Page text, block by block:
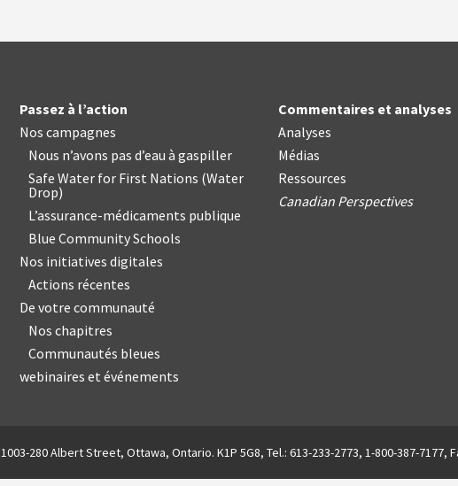
Passez à l’action
Nos campagnes
Nous n’avons pas d’eau à gaspiller
Safe Water for First Nations (Water
Drop)
L’assurance-médicaments publique
Blue Community Schools
Nos initiatives digitales
Actions récentes
De votre communauté
Nos chapitres
Communautés bleues
webinaires et événements
Commentaires et analyses
Analyses
Médias
Ressources
Canadian Perspectives
1003-280 Albert Street, Ottawa, Ontario. K1P 5G8, Tel.: 613-233-2773, 1-800-387-7177,